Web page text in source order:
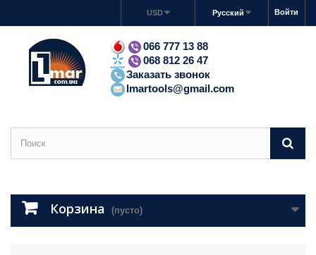
Войти
Русский
USD
066 777 13 88
068 812 26 47
Заказать звонок
lmartools@gmail.com
Корзина (пусто)